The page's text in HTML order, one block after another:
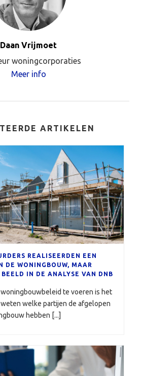
Daan Vrijmoet
woningcorporaties
Meer info
ARTIKELEN
REALISEERDEN EEN
DE WONINGBOUW, MAAR
IN DE ANALYSE VAN DNB
te voeren is het
welke partijen de afgelopen
hebben [...]